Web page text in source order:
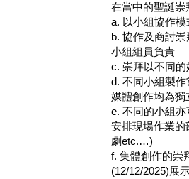
在當中的聖誕崇
a. 以小組協作
b. 協作及商討
小組組員負責
c. 崇拜以不同
d. 不同小組製
媒體創作均為獨
e. 不同的小組
安排現場作業的
劇etc.…)
f. 集體創作的崇
(12/12/2025)展